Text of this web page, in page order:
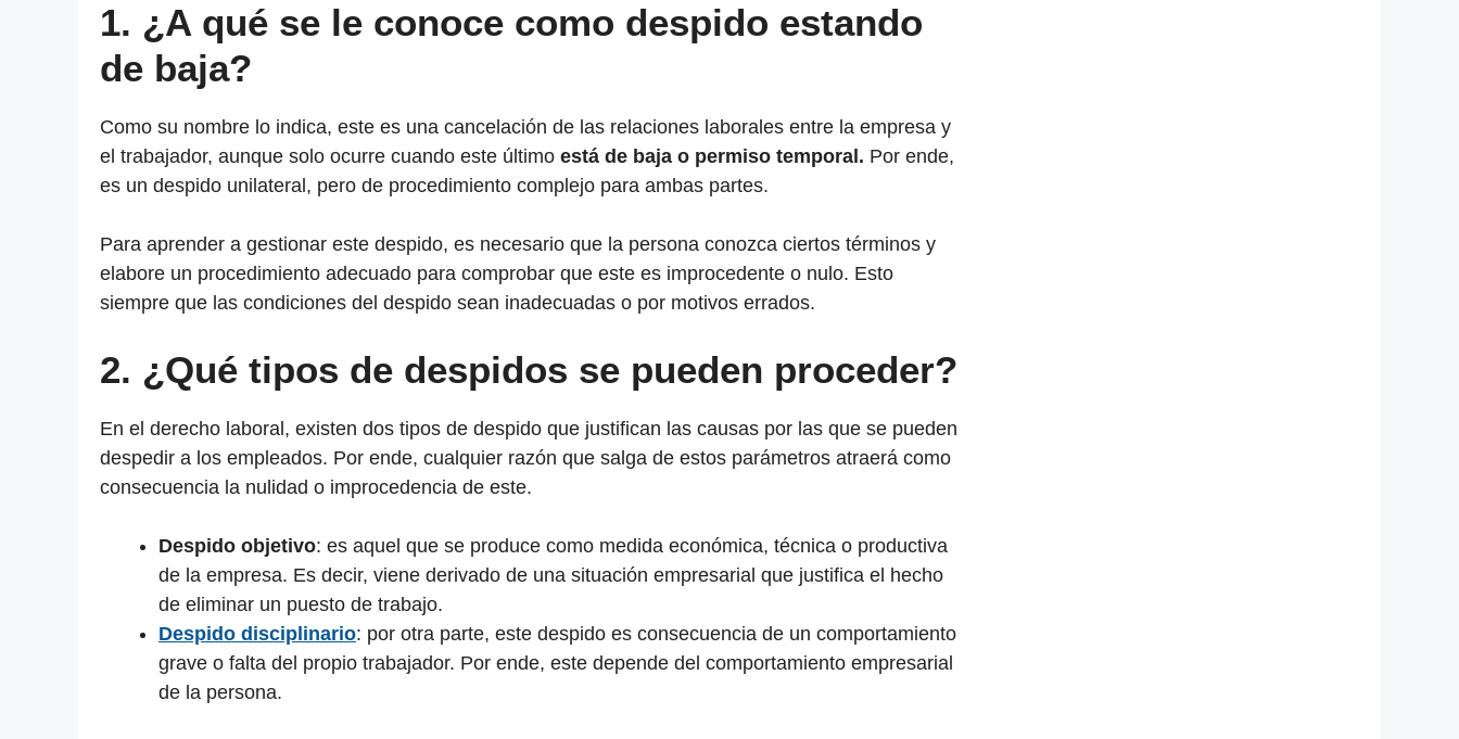
1. ¿A qué se le conoce como despido estando
de baja?
Como su nombre lo indica, este es una cancelación de las relaciones laborales entre la empresa y
el trabajador, aunque solo ocurre cuando este último está de baja o permiso temporal. Por ende,
es un despido unilateral, pero de procedimiento complejo para ambas partes.
Para aprender a gestionar este despido, es necesario que la persona conozca ciertos términos y
elabore un procedimiento adecuado para comprobar que este es improcedente o nulo. Esto
siempre que las condiciones del despido sean inadecuadas o por motivos errados.
2. ¿Qué tipos de despidos se pueden proceder?
En el derecho laboral, existen dos tipos de despido que justifican las causas por las que se pueden
despedir a los empleados. Por ende, cualquier razón que salga de estos parámetros atraerá como
consecuencia la nulidad o improcedencia de este.
Despido objetivo: es aquel que se produce como medida económica, técnica o productiva
de la empresa. Es decir, viene derivado de una situación empresarial que justifica el hecho
de eliminar un puesto de trabajo.
Despido disciplinario: por otra parte, este despido es consecuencia de un comportamiento
grave o falta del propio trabajador. Por ende, este depende del comportamiento empresarial
de la persona.